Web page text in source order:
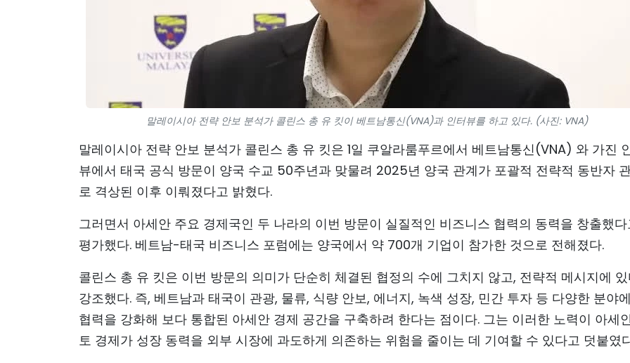
말레이시아 전략 안보 분석가 콜린스 총 유 킷이 베트남통신(VNA)과 인터뷰를 하고 있다. (사진: VNA)
말레이시아 전략 안보 분석가 콜린스 총 유 킷은 1일 쿠알라룸푸르에서 베트남통신(VNA) 와 가진
뷰에서 태국 공식 방문이 양국 수교 50주년과 맞물려 2025년 양국 관계가 포괄적 전략적 동반자
로 격상된 이후 이뤄졌다고 밝혔다.
그러면서 아세안 주요 경제국인 두 나라의 이번 방문이 실질적인 비즈니스 협력의 동력을 창출했다
평가했다. 베트남-태국 비즈니스 포럼에는 양국에서 약 700개 기업이 참가한 것으로 전해졌다.
콜린스 총 유 킷은 이번 방문의 의미가 단순히 체결된 협정의 수에 그치지 않고, 전략적 메시지에
강조했다. 즉, 베트남과 태국이 관광, 물류, 식량 안보, 에너지, 녹색 성장, 민간 투자 등 다양한 분야
협력을 강화해 보다 통합된 아세안 경제 공간을 구축하려 한다는 점이다. 그는 이러한 노력이 아세
토 경제가 성장 동력을 외부 시장에 과도하게 의존하는 위험을 줄이는 데 기여할 수 있다고 덧붙였